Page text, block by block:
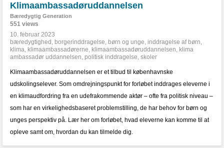
Klimaambassadøruddannelsen
Bæredygtig Generation
551 views
10. februar 2023
bæredygtighed , borgerinddragelse, børn og unge, inddragelse af børn,
klima, klimaambassadørerne, klimaambassadøruddannelsen, klima
ambassadør uddannelsen, politisk inddragelse, skoler
Klimaambassadøruddannelsen er et tilbud til københavnske
udskolingselever. Som omdrejningspunkt for forløbet inddrages eleverne i
en klimaudfordring fra en udefrakommende aktør – ofte fra politisk niveau –
som har en virkelighedsbaseret problemstilling, de har behov for børn og
unges perspektiv på. Lær her om forløbet, hvad eleverne kan komme til at
opleve samt om, hvordan du kan tilmelde dig.